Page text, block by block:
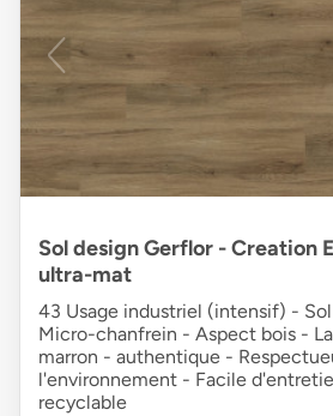
Sol design Gerflor - Creation
ultra-mat
43 Usage industriel (intensif) -
Micro-chanfrein - Aspect bois -
marron - authentique -
l'environnement - Facile
recyclable